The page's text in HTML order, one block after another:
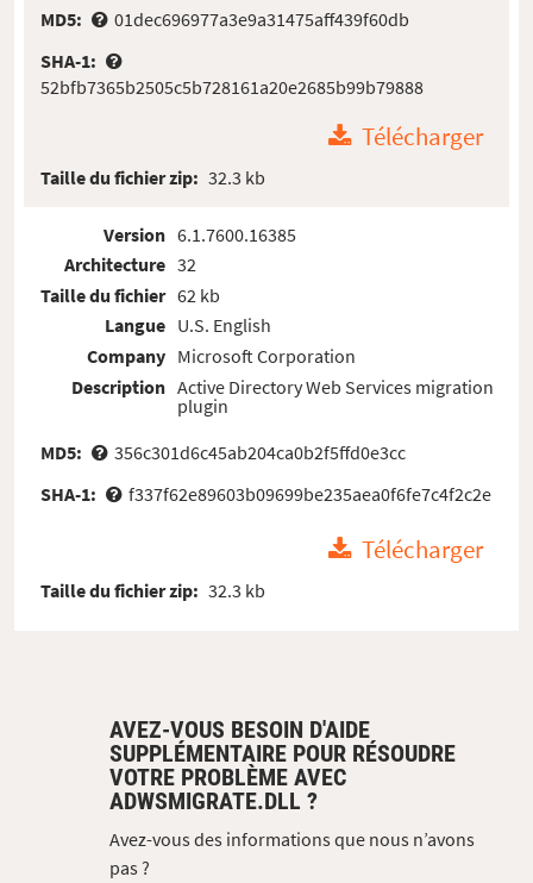
MD5:
01dec696977a3e9a31475aff439f60db
SHA-1:
52bfb7365b2505c5b728161a20e2685b99b79888
Télécharger
Taille du fichier zip: 32.3 kb
Version
Architecture
Taille du fichier
Langue
Company
Description
6.1.7600.16385
32
62 kb
U.S. English
Microsoft Corporation
Active Directory Web Services migration
plugin
MD5:
356c301d6c45ab204ca0b2f5ffd0e3cc
SHA-1:
f337f62e89603b09699be235aea0f6fe7c4f2c2e
Télécharger
Taille du fichier zip: 32.3 kb
AVEZ-VOUS BESOIN D'AIDE
SUPPLÉMENTAIRE POUR RÉSOUDRE
VOTRE PROBLÈME AVEC
ADWSMIGRATE.DLL ?
Avez-vous des informations que nous n’avons
pas ?